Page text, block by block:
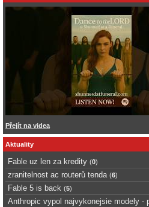
Přejít na videa
Aktuality
Fable uz len za kredity (0)
zranitelnost ac routerů tenda (6)
Fable 5 is back (5)
Anthropic vypol najvykonejsie modely -